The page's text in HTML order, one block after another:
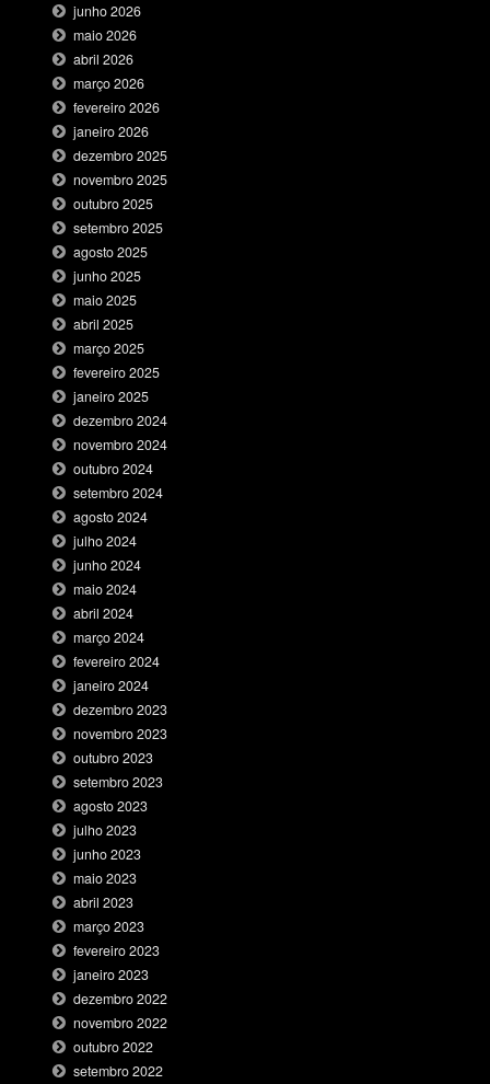
junho 2026
maio 2026
abril 2026
março 2026
fevereiro 2026
janeiro 2026
dezembro 2025
novembro 2025
outubro 2025
setembro 2025
agosto 2025
junho 2025
maio 2025
abril 2025
março 2025
fevereiro 2025
janeiro 2025
dezembro 2024
novembro 2024
outubro 2024
setembro 2024
agosto 2024
julho 2024
junho 2024
maio 2024
abril 2024
março 2024
fevereiro 2024
janeiro 2024
dezembro 2023
novembro 2023
outubro 2023
setembro 2023
agosto 2023
julho 2023
junho 2023
maio 2023
abril 2023
março 2023
fevereiro 2023
janeiro 2023
dezembro 2022
novembro 2022
outubro 2022
setembro 2022